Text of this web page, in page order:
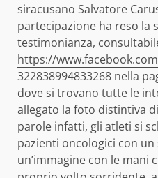
siracusano Salvatore
partecipazione ha reso la
testimonianza,
https://
322838994833268 nella
dove si trovano tutte le
allegato la foto distintiva
parole infatti, gli atleti si
pazienti oncologici con
un’immagine con le mani